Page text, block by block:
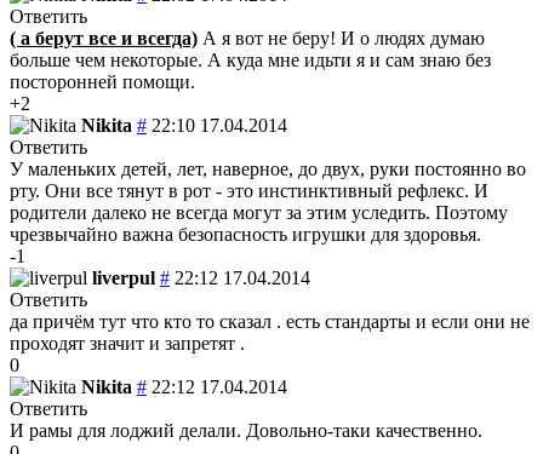
Ответить
( а берут все и всегда) А я вот не беру! И о людях думаю
больше чем некоторые. А куда мне идьти я и сам знаю без
посторонней помощи.
+2
Nikita # 22:10 17.04.2014
Ответить
У маленьких детей, лет, наверное, до двух, руки постоянно во
рту. Они все тянут в рот - это инстинктивный рефлекс. И
родители далеко не всегда могут за этим уследить. Поэтому
чрезвычайно важна безопасность игрушки для здоровья.
-1
liverpul # 22:12 17.04.2014
Ответить
да причём тут что кто то сказал . есть стандарты и если они не
проходят значит и запретят .
0
Nikita # 22:12 17.04.2014
Ответить
И рамы для лоджий делали. Довольно-таки качественно.